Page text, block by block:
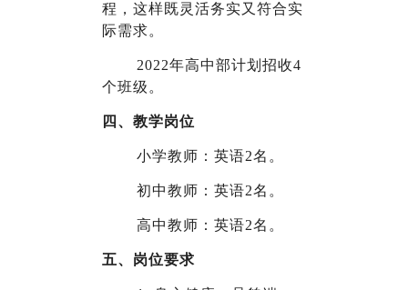
程，这样既灵活务实又符合实
际需求。
2022年高中部计划招收4
个班级。
四、教学岗位
小学教师：英语2名。
初中教师：英语2名。
高中教师：英语2名。
五、岗位要求